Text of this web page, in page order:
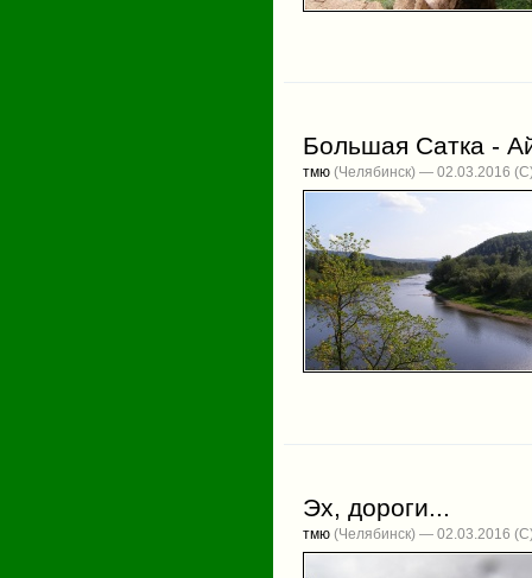
Большая Сатка -
тмю (Челябинск) — 02.03.2016
Эх, дороги...
тмю (Челябинск) — 02.03.2016